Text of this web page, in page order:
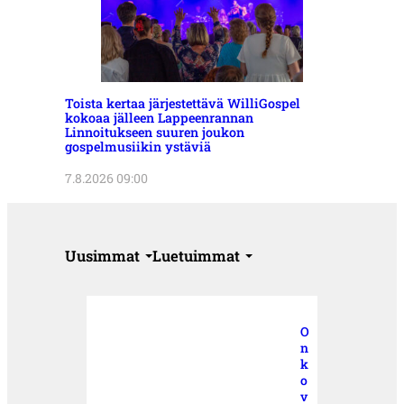
Toista kertaa järjestettävä WilliGospel
kokoaa jälleen Lappeenrannan
Linnoitukseen suuren joukon
gospelmusiikin ystäviä
7.8.2026 09:00
Uusimmat Luetuimmat
O
n
k
o
v